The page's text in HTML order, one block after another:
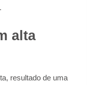
alta
resultado de uma